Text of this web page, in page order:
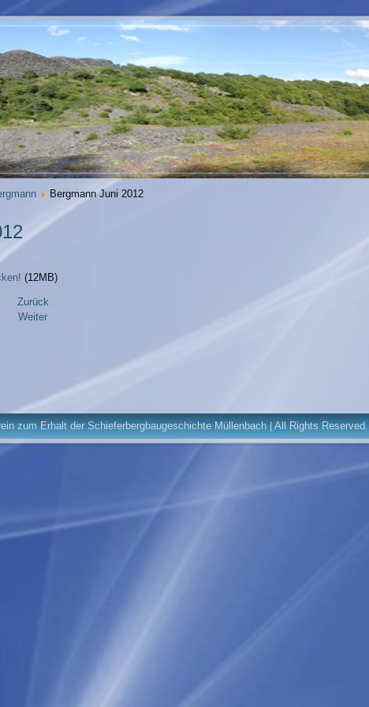
Bergmann Juni 2012
(12MB)
Zurück
Weiter
zum Erhalt der Schieferbergbaugeschichte Müllenbach | All Rights Reserved.